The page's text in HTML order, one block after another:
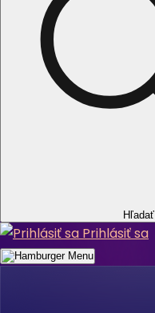
Hľadať
Prihlásiť sa
Menu